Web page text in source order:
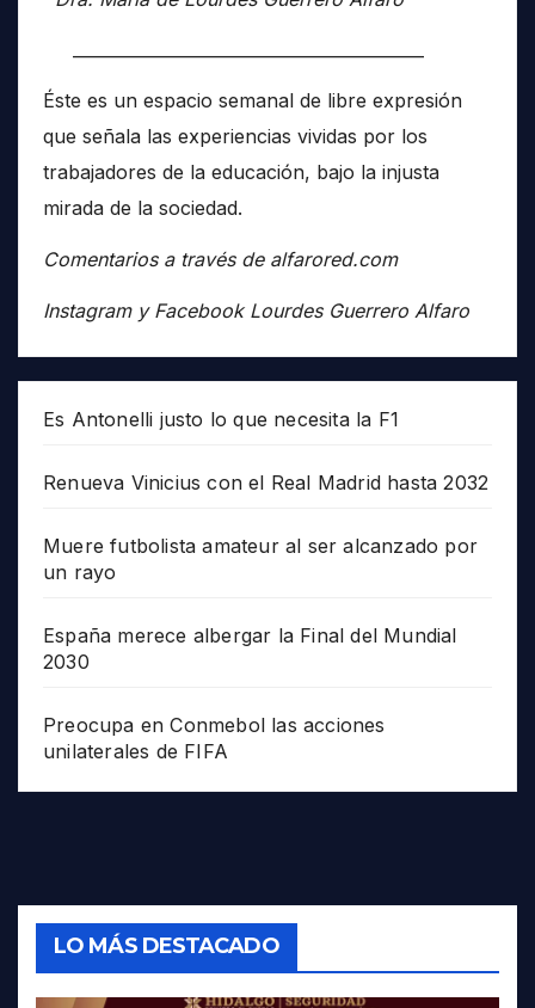
Éste es un espacio semanal de libre expresión
que señala las experiencias vividas por los
trabajadores de la educación, bajo la injusta
mirada de la sociedad.
Comentarios a través de alfarored.com
Instagram y Facebook Lourdes Guerrero Alfaro
Es Antonelli justo lo que necesita la F1
Renueva Vinicius con el Real Madrid hasta 2032
Muere futbolista amateur al ser alcanzado por
un rayo
España merece albergar la Final del Mundial
2030
Preocupa en Conmebol las acciones
unilaterales de FIFA
LO MÁS DESTACADO